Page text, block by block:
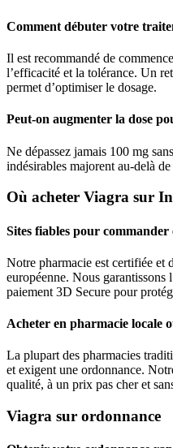
Comment débuter votre
Il est recommandé de
l’efficacité et la tolérance. Un
permet d’optimiser le dosage.
Peut-on augmenter la dose
Ne dépassez jamais 100 mg
indésirables majorent au-delà
Où acheter Viagra sur
Sites fiables pour commander
Notre pharmacie est certifiée et
européenne. Nous garantissons
paiement 3D Secure pour
Acheter en pharmacie locale
La plupart des pharmacies
et exigent une ordonnance.
qualité, à un prix pas cher et
Viagra sur ordonnance